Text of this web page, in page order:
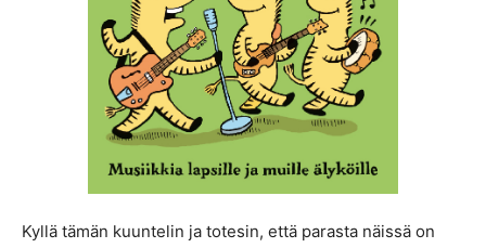
Kyllä tämän kuuntelin ja totesin, että parasta näissä on